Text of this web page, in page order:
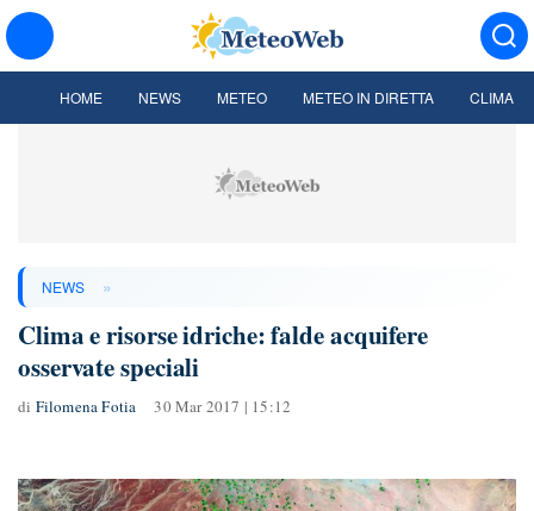
HOME NEWS METEO METEO IN DIRETTA CLIMA
NEWS »
Clima e risorse idriche: falde acquifere
osservate speciali
di Filomena Fotia 30 Mar 2017 | 15:12